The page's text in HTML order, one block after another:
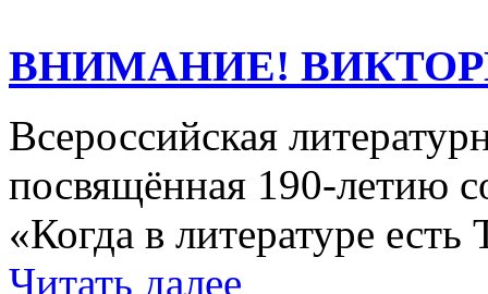
ВНИМАНИЕ!
Всероссийская
посвящённая 190-летию
«Когда в литературе
Читать далее